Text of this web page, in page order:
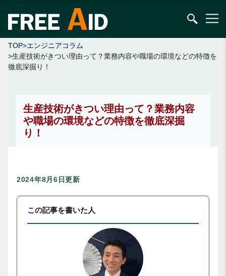
TOP>エンジニアコラム
>生産技術がきつい理由って？業務内容や職場の環境などの特徴を
徹底深掘り！
生産技術がきつい理由って？業務内容
や職場の環境などの特徴を徹底深掘
り！
2024年8月6日更新
この記事を書いた人